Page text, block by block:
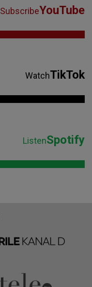
SubscribeYouTube
WatchTikTok
ListenSpotify